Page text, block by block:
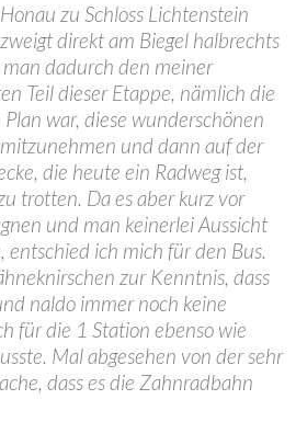
zu Schloss Lichtenstein
direkt am Biegel halbrechts
dadurch den meiner
Teil dieser Etappe, nämlich die
war, diese wunderschönen
und dann auf der
die heute ein Radweg ist,
trotten. Da es aber kurz vor
und man keinerlei Aussicht
entschied ich mich für den Bus.
zur Kenntnis, dass
naldo immer noch keine
für die 1 Station ebenso wie
Mal abgesehen von der sehr
dass es die Zahnradbahn